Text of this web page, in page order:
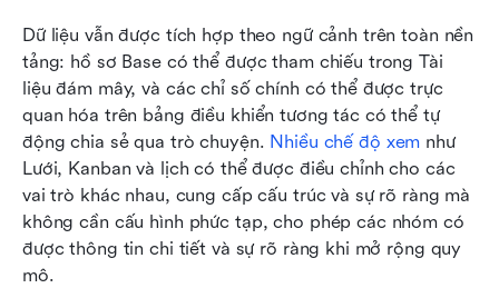
Dữ liệu vẫn được tích hợp theo ngữ cảnh trên toàn nền
tảng: hồ sơ Base có thể được tham chiếu trong Tài
liệu đám mây, và các chỉ số chính có thể được trực
quan hóa trên bảng điều khiển tương tác có thể tự
động chia sẻ qua trò chuyện. Nhiều chế độ xem như
Lưới, Kanban và lịch có thể được điều chỉnh cho các
vai trò khác nhau, cung cấp cấu trúc và sự rõ ràng mà
không cần cấu hình phức tạp, cho phép các nhóm có
được thông tin chi tiết và sự rõ ràng khi mở rộng quy
mô.